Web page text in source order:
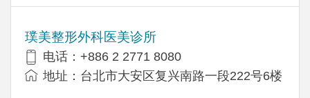
璞美整形外科医美诊所
电话：+886 2 2771 8080
地址：台北市大安区复兴南路一段222号6楼